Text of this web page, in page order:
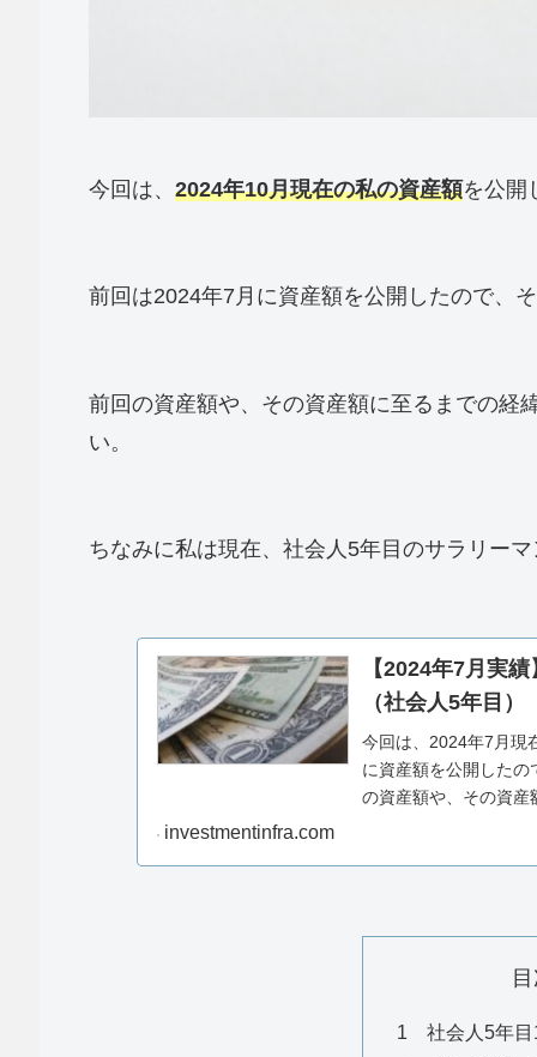
今回は、 2024年10月現在の私の資産額を公開
前回は2024年7月に資産額を公開したので、
前回の資産額や、その資産額に至るまでの経
い。
ちなみに私は現在、社会人5年目のサラリー
【2024年7月実
（社会人5年目）
今回は、2024年7月現
に資産額を公開した
の資産額や、その資産
investmentinfra.com
1 社会人5年目